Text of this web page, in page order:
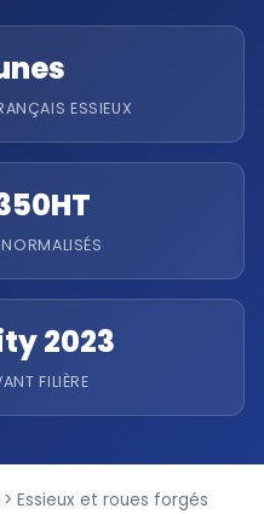
ESSIEUX
2023
FILIÈRE
> Essieux et roues forgés